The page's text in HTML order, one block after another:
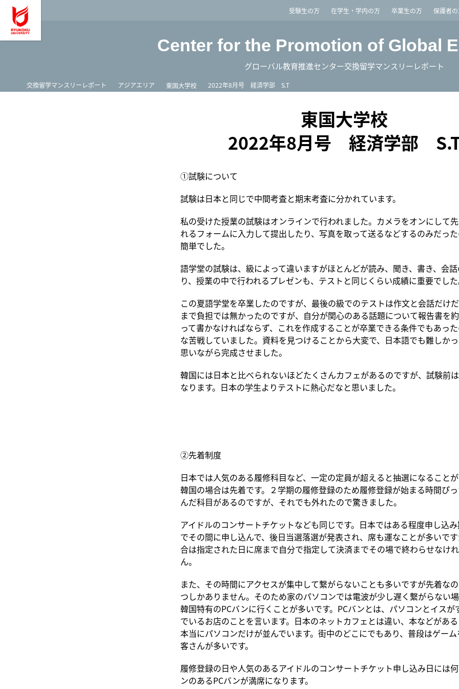
龍谷大学 You, Unlimited受験生の方 在学生・学内の方 卒業生の方 保護者
Center for the Promotion of Global
グローバル教育推進センター交換留学マンスリーレポート
ホーム
交換留学マンスリーレポート アジアエリア 東国大学校 2022年8月号 経済学部 S.T
東国大学校
2022年8月号 経済学部
①試験について
試験は日本と同じで中間考査と期末考査に分かれています。
私の受けた授業の試験はオンラインで行われました。カメラをオンにして
れるフォームに入力して提出したり、写真を取って送るなどするのみだっ
簡単でした。
語学堂の試験は、級によって違いますがほとんどが読み、聞き、書き、会
り、授業の中で行われるプレゼンも、テストと同じくらい成績に重要でし
この夏語学堂を卒業したのですが、最後の級でのテストは作文と会話だけ
まで負担では無かったのですが、自分が関心のある話題について報告書を
って書かなければならず、これを作成することが卒業できる条件でもあっ
な苦戦していました。資料を見つけることから大変で、日本語でも難しか
思いながら完成させました。
韓国には日本と比べられないほどたくさんカフェがあるのですが、試験前
なります。日本の学生よりテストに熱心だなと思いました。
②先着制度
日本では人気のある履修科目など、一定の定員が超えると抽選になること
韓国の場合は先着です。２学期の履修登録のため履修登録が始まる時間ぴ
んだ科目があるのですが、それでも外れたので驚きました。
アイドルのコンサートチケットなども同じです。日本ではある程度申し込
でその間に申し込んで、後日当選落選が発表され、席も運なことが多いで
合は指定された日に席まで自分で指定して決済までその場で終わらせなけ
ん。
また、その時間にアクセスが集中して繋がらないことも多いですが先着な
つしかありません。そのため家のパソコンでは電波が少し遅く繋がらない
韓国特有のPCバンに行くことが多いです。PCバンとは、パソコンとイスが
でいるお店のことを言います。日本のネットカフェとは違い、本などがあ
本当にパソコンだけが並んでいます。街中のどこにでもあり、普段はゲー
客さんが多いです。
履修登録の日や人気のあるアイドルのコンサートチケット申し込み日には
ンのあるPCバンが満席になります。